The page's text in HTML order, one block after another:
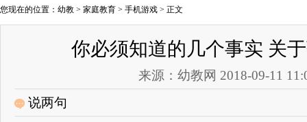
您现在的位置： 幼教 > 家庭教育 > 手机游戏 > 正文
你必须知道的几个事实 关
来源：幼教网 2018-09-11
说两句